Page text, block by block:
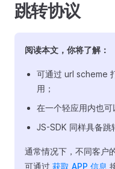
跳转协议
阅读本文，你将了解：
可通过 url scheme
用；
在一个轻应用内也可
JS-SDK 同样具备跳
通常情况下，不同客户
可通过 获取 APP 信息